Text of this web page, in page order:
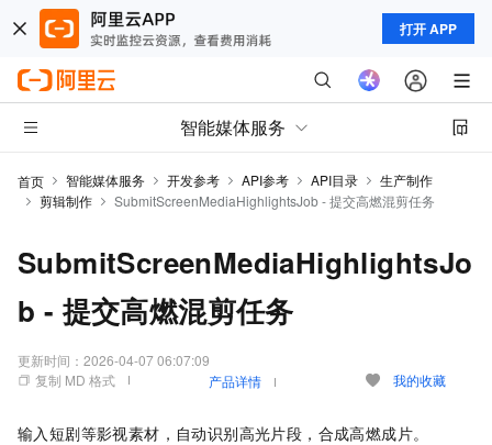
打开 APP
智能媒体服务
首页 智能媒体服务 开发参考 API参考 API目录
生产制作
剪辑制作
SubmitScreenMediaHighlightsJob - 提交高燃混剪任务
SubmitScreenMediaHighlightsJo
b - 提交高燃混剪任务
更新时间： 2026-04-07 06:07:09
复制 MD 格式
产品详情 我的收藏
输入短剧等影视素材，自动识别高光片段，合成高燃成片。